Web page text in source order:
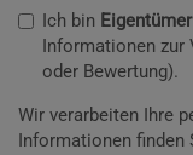
Ich bin
Informationen zur
oder Bewertung).
Wir verarbeiten Ihre
Informationen finden